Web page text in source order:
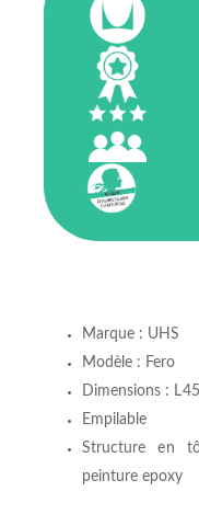
Marque : UHS
Modèle : Fero
Dimensions :
Empilable
Structure en
peinture epoxy